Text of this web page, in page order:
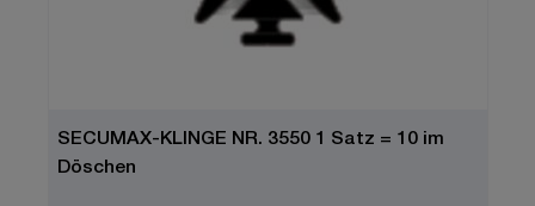
SECUMAX-KLINGE NR. 3550 1 Satz = 10 im
Döschen